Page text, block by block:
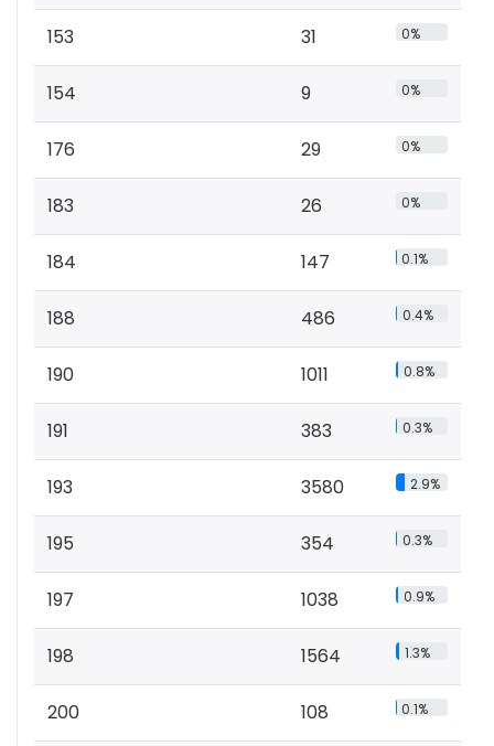
153 31 0%
154 9 0%
176 29 0%
183 26 0%
184 147 0.1%
188 486 0.4%
190 1011 0.8%
191 383 0.3%
193 3580 2.9%
195 354 0.3%
197 1038 0.9%
198 1564 1.3%
200 108 0.1%